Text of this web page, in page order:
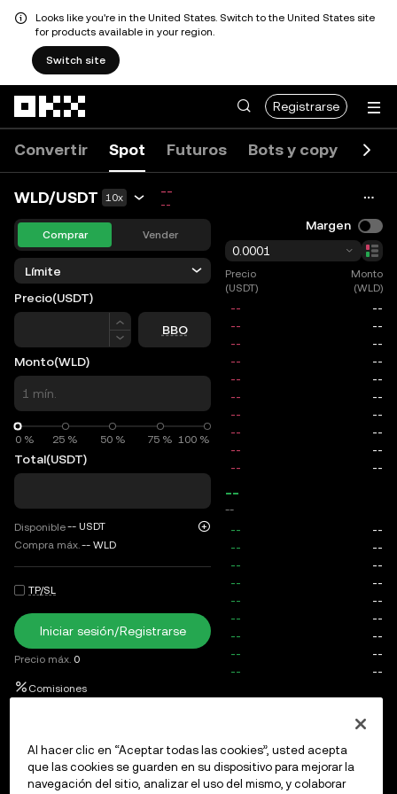
Looks like you're in the United States. Switch to the United States site
for products available in your region.
Switch site
Registrarse
Convertir Spot Futuros Bots y copy
WLD/USDT 10x --
--
Comprar Vender
Límite
Precio(USDT)
Precio
BBO
Monto(WLD)
0 % 25 % 50 % 75 % 100 %
0 %
Total(USDT)
Disponible-- USDT
Compra máx.-- WLD
TP/SL
Iniciar sesión/Registrarse
Precio máx. 0
Comisiones
Margen
0.0001
Precio
(USDT)
Monto
(WLD)
--
--
Al hacer clic en “Aceptar todas las cookies”, usted acepta
que las cookies se guarden en su dispositivo para mejorar la
navegación del sitio, analizar el uso del mismo, y colaborar